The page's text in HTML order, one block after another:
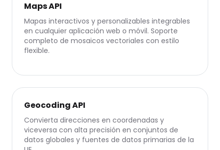
Maps API
Mapas interactivos y personalizables integrables
en cualquier aplicación web o móvil. Soporte
completo de mosaicos vectoriales con estilo
flexible.
Geocoding API
Convierta direcciones en coordenadas y
viceversa con alta precisión en conjuntos de
datos globales y fuentes de datos primarias de la